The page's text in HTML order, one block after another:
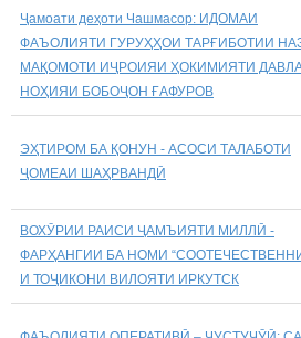
Ҷамоати деҳоти Чашмасор: ИДОМАИ
ФАЪОЛИЯТИ ГУРУҲҲОИ ТАРҒИБОТИИ
МАҚОМОТИ ИҶРОИЯИ ҲОКИМИЯТИ
НОҲИЯИ БОБОҶОН ҒАФУРОВ
ЭҲТИРОМ БА ҚОНУН - АСОСИ ТАЛАБОТИ
ҶОМЕАИ ШАҲРВАНДӢ
ВОХӮРИИ РАИСИ ҶАМЪИЯТИ МИЛЛӢ -
ФАРҲАНГИИ БА НОМИ
И ТОҶИКОНИ ВИЛОЯТИ ИРКУТСК